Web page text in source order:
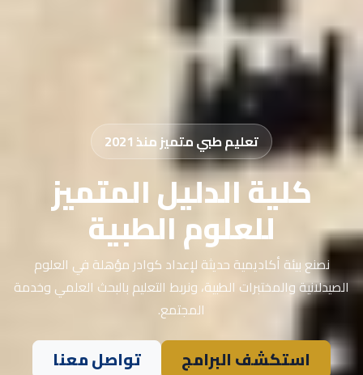
تعليم طبي متميز منذ 2021
كلية الدليل المتميز
للعلوم الطبية
نصنع بيئة أكاديمية حديثة لإعداد كوادر مؤهلة في العلوم
الصيدلانية والمختبرات الطبية، ونربط التعليم بالبحث العلمي وخدمة
المجتمع.
استكشف البرامج تواصل معنا